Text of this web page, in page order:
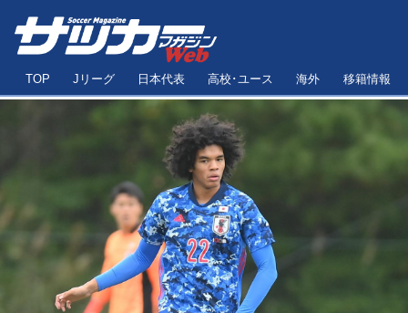
TOP Jリーグ 日本代表 高校･ユース 海外 移籍情報